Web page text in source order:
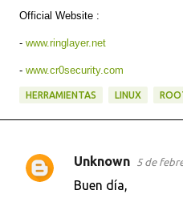
Official Website :
- www.ringlayer.net
- www.cr0security.com
HERRAMIENTAS LINUX
C
Unknown 5 de
Buen día,